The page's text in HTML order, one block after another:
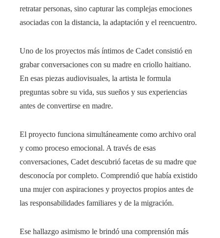
retratar personas, sino capturar las complejas emociones
asociadas con la distancia, la adaptación y el reencuentro.
Uno de los proyectos más íntimos de Cadet consistió en
grabar conversaciones con su madre en criollo haitiano.
En esas piezas audiovisuales, la artista le formula
preguntas sobre su vida, sus sueños y sus experiencias
antes de convertirse en madre.
El proyecto funciona simultáneamente como archivo oral
y como proceso emocional. A través de esas
conversaciones, Cadet descubrió facetas de su madre que
desconocía por completo. Comprendió que había existido
una mujer con aspiraciones y proyectos propios antes de
las responsabilidades familiares y de la migración.
Ese hallazgo asimismo le brindó una comprensión más